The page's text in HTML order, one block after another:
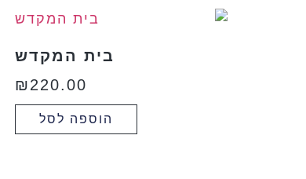
בית המקדש
₪220.00
הוספה לסל